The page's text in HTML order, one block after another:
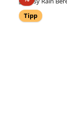
Tipp